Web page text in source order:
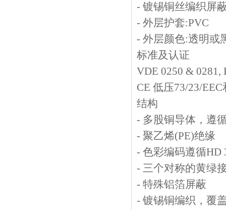
- 镀锡铜丝编织屏
- 外层护套:PVC
- 外层颜色:透明或
标准及认证
VDE 0250 & 0281,
CE 低压73/23/EEC
结构
- 多股铜导体，遵
- 聚乙烯(PE)绝缘
- 色彩编码遵循HD
- 三个对称的黄绿
- 特殊铝箔屏蔽
- 镀锡铜编织，覆